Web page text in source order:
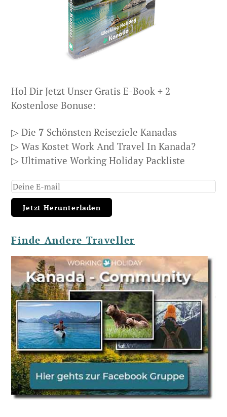
Hol Dir Jetzt Unser Gratis E-Book + 2
Kostenlose Bonuse:
▷ Die 7 Schönsten Reiseziele Kanadas
▷ Was Kostet Work And Travel In Kanada?
▷ Ultimative Working Holiday Packliste
Finde Andere Traveller